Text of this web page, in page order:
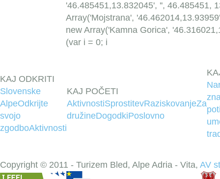
'46.485451,13.832045', '', 46.485451,
Array('Mojstrana',
new Array('Kamna Gorica',
(var i = 0; i
KAJ ODKRITI
Slovenske
AlpeOdkrijte
svojo
zgodboAktivnosti
KAJ POČETI
AktivnostiSprostitevRaziskovanjeZa
družineDogodkiPoslovno
Copyright © 2011 - Turizem Bled, Alpe Adria - Vita, AV